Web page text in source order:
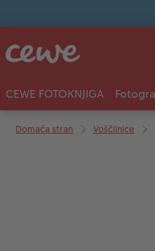
CEWE FOTOKNJIGA
Domača stran Voščilnice